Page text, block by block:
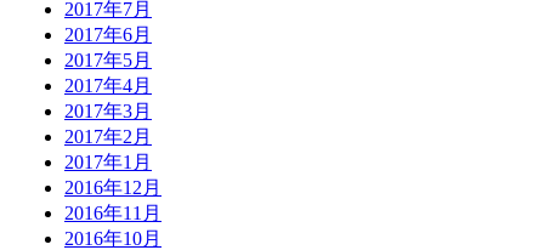
2017年7月
2017年6月
2017年5月
2017年4月
2017年3月
2017年2月
2017年1月
2016年12月
2016年11月
2016年10月